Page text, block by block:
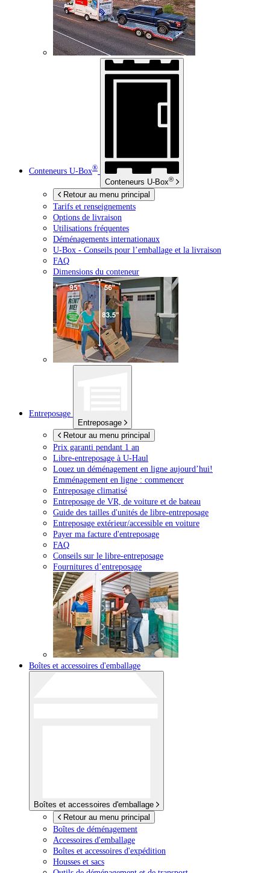
Conteneurs U-Box®
Conteneurs U-Box®
Retour au menu principal
Tarifs et renseignements
Options de livraison
Utilisations fréquentes
Déménagements internationaux
U-Box - Conseils pour l’emballage et la livraison
FAQ
Dimensions du conteneur
Entreposage
Entreposage
Retour au menu principal
Prix garanti pendant 1 an
Libre-entreposage à U-Haul
Louez un déménagement en ligne aujourd’hui!
Emménagement en ligne : commencer
Entreposage climatisé
Entreposage de VR, de voiture et de bateau
Guide des tailles d'unités de libre-entreposage
Entreposage extérieur/accessible en voiture
Payer ma facture d'entreposage
FAQ
Conseils sur le libre-entreposage
Fournitures d’entreposage
Boîtes et accessoires d'emballage
Boîtes et accessoires d'emballage
Retour au menu principal
Boîtes de déménagement
Accessoires d'emballage
Boîtes et accessoires d'expédition
Housses et sacs